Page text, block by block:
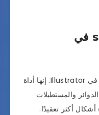
كيف تعمل أداة shaper في
تُستخدم أداة shaper لإنشاء أشكال في Illustrator. إنها أداة
والمستطيلات
أشكال أكثر تعقيدًا.